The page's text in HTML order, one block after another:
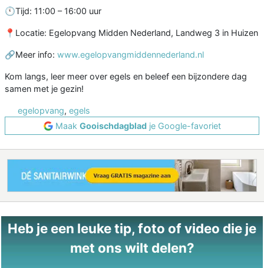
🕚Tijd: 11:00 – 16:00 uur
📍Locatie: Egelopvang Midden Nederland, Landweg 3 in Huizen
🔗Meer info: www.egelopvangmiddennederland.nl
Kom langs, leer meer over egels en beleef een bijzondere dag
samen met je gezin!
egelopvang, egels
Maak Gooischdagbladje Google-favoriet
Heb je een leuke tip, foto of video die je
met ons wilt delen?